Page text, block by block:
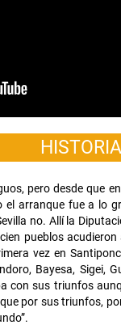
HISTORIA
pero desde que
arranque fue a lo
no. Allí la
pueblos
vez en
Bayesa, Sigei,
con sus triunfos
por sus triunfos,